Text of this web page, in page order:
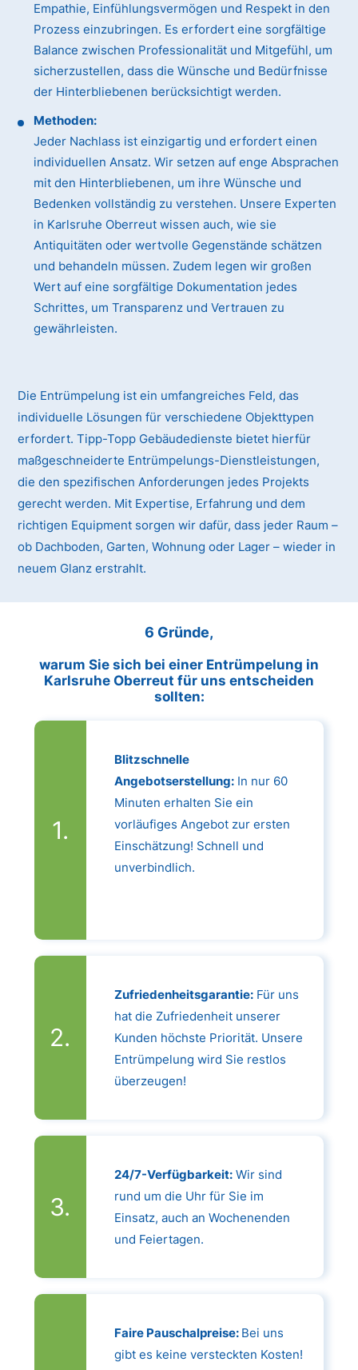
Empathie, Einfühlungsvermögen und Respekt in den
Prozess einzubringen. Es erfordert eine sorgfältige
Balance zwischen Professionalität und Mitgefühl, um
sicherzustellen, dass die Wünsche und Bedürfnisse
der Hinterbliebenen berücksichtigt werden.
Methoden:
Jeder Nachlass ist einzigartig und erfordert einen
individuellen Ansatz. Wir setzen auf enge Absprachen
mit den Hinterbliebenen, um ihre Wünsche und
Bedenken vollständig zu verstehen. Unsere Experten
in Karlsruhe Oberreut wissen auch, wie sie
Antiquitäten oder wertvolle Gegenstände schätzen
und behandeln müssen. Zudem legen wir großen
Wert auf eine sorgfältige Dokumentation jedes
Schrittes, um Transparenz und Vertrauen zu
gewährleisten.
Die Entrümpelung ist ein umfangreiches Feld, das
individuelle Lösungen für verschiedene Objekttypen
erfordert. Tipp-Topp Gebäudedienste bietet hierfür
maßgeschneiderte Entrümpelungs-Dienstleistungen,
die den spezifischen Anforderungen jedes Projekts
gerecht werden. Mit Expertise, Erfahrung und dem
richtigen Equipment sorgen wir dafür, dass jeder Raum –
ob Dachboden, Garten, Wohnung oder Lager – wieder in
neuem Glanz erstrahlt.
6 Gründe,
warum Sie sich bei einer Entrümpelung in
Karlsruhe Oberreut für uns entscheiden
sollten:
Blitzschnelle
Angebotserstellung:In nur 60
Minuten erhalten Sie ein
vorläufiges Angebot zur ersten
Einschätzung! Schnell und
unverbindlich.
Zufriedenheitsgarantie:Für uns
hat die Zufriedenheit unserer
Kunden höchste Priorität. Unsere
Entrümpelung wird Sie restlos
überzeugen!
24/7-Verfügbarkeit:Wir sind
rund um die Uhr für Sie im
Einsatz, auch an Wochenenden
und Feiertagen.
Faire Pauschalpreise: Bei uns
gibt es keine versteckten Kosten!